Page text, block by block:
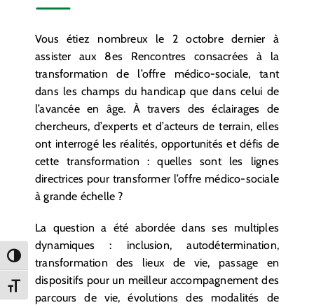
Passer en contraste élevé
Changer la taille de la police
Vous étiez nombreux le 2 octobre dernier à
assister aux 8es Rencontres consacrées à la
transformation de l’offre médico-sociale, tant
dans les champs du handicap que dans celui de
l’avancée en âge. À travers des éclairages de
chercheurs, d’experts et d’acteurs de terrain, elles
ont interrogé les réalités, opportunités et défis de
cette transformation : quelles sont les lignes
directrices pour transformer l’offre médico-sociale
à grande échelle ?
La question a été abordée dans ses multiples
dynamiques : inclusion, autodétermination,
transformation des lieux de vie, passage en
dispositifs pour un meilleur accompagnement des
parcours de vie, évolutions des modalités de